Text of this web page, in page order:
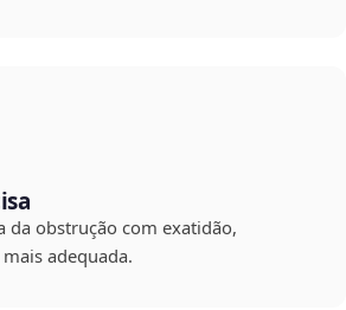
da obstrução com exatidão,
adequada.